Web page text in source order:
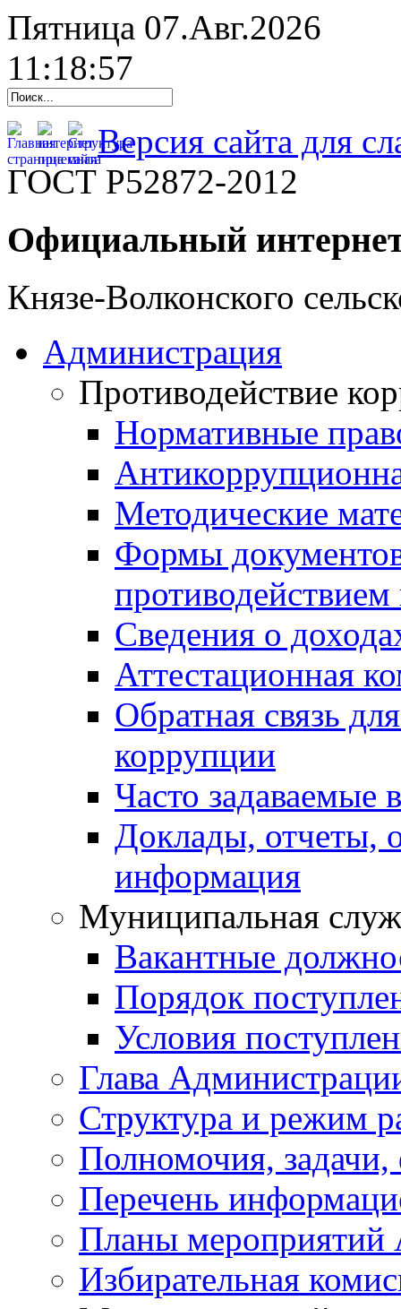
Пятница 07.Авг.2026
11:18:58
Версия сайта для
ГОСТ Р52872-2012
Официальный
Князе-Волконского
Администрация
Противодействие
Нормативные
Методические
Формы
Сведения о
Аттестационная
Обратная связь
коррупции
Часто задаваемые
Доклады, отчеты,
информация
Муниципальная
Вакантные
Порядок
Условия
Глава
Структура и режим
Полномочия,
Перечень
Планы мероприятий
Избирательная